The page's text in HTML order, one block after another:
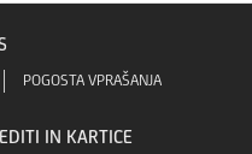
POGOSTA VPRAŠANJA
IN KARTICE